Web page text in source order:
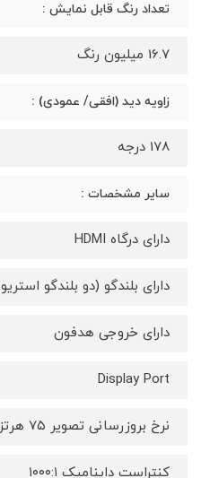
تعداد رنگ قابل نمایش :
16.7 میلیون رنگ
زاویه دید (افقی/ عمودی) :
178 درجه
سایر مشخصات :
دارای درگاه HDMI
دارای بلندگو (دو بلندگو استریو 1وات)
دارای خروجی هدفون
Display Port
نرخ بروزرسانی تصویر ۷۵ هرتز
کنتراست داینامیک ۱۰۰۰:۱